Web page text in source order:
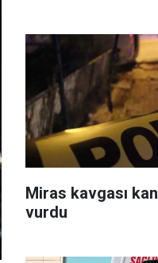
Miras kavgası
vurdu